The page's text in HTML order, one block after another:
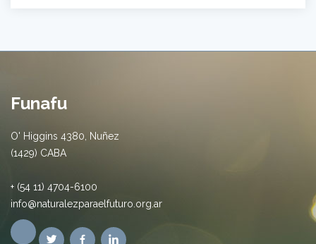
Funafu
O' Higgins 4380, Nuñez
(1429) CABA
+ (54 11) 4704-6100
info@naturalezparaelfuturo.org.ar